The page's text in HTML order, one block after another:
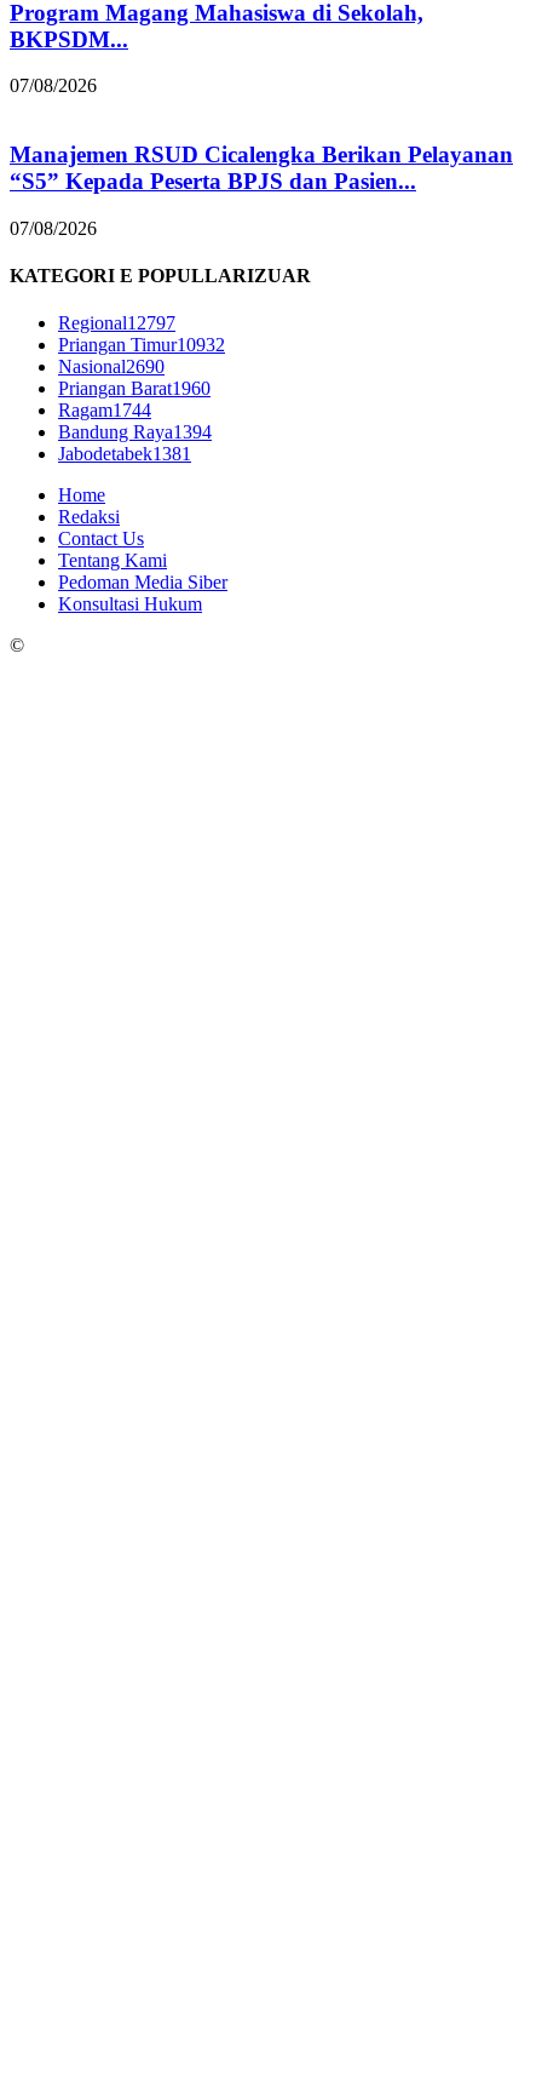
Program Magang Mahasiswa di Sekolah,
BKPSDM...
07/08/2026
Manajemen RSUD Cicalengka Berikan Pelayanan
“S5” Kepada Peserta BPJS dan Pasien...
07/08/2026
KATEGORI E POPULLARIZUAR
Regional12797
Priangan Timur10932
Nasional2690
Priangan Barat1960
Ragam1744
Bandung Raya1394
Jabodetabek1381
Home
Redaksi
Contact Us
Tentang Kami
Pedoman Media Siber
Konsultasi Hukum
©